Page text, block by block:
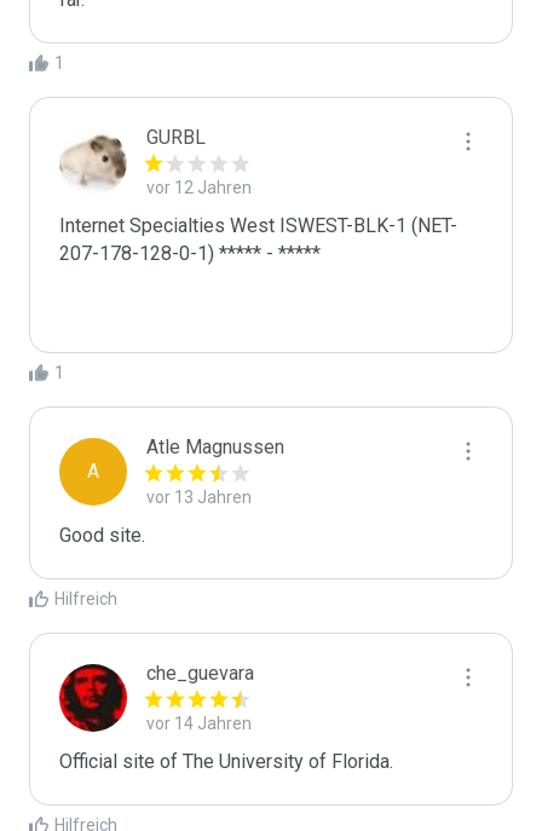
1
GURBL
vor 12 Jahren
Internet Specialties West ISWEST-BLK-1 (NET-
207-178-128-0-1) ***** - *****
1
A
Atle Magnussen
vor 13 Jahren
Good site.
Hilfreich
che_guevara
vor 14 Jahren
Official site of The University of Florida.
Hilfreich